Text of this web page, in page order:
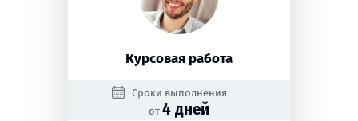
Курсовая работа
Сроки выполнения
от 4 дней